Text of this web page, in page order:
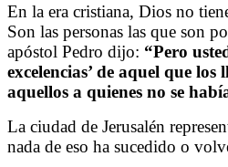
En la era cristiana, Dios no
Son las personas las que son
apóstol Pedro dijo: “Pero
excelencias’ de aquel que
aquellos a quienes no se
La ciudad de Jerusalén
nada de eso ha sucedido o